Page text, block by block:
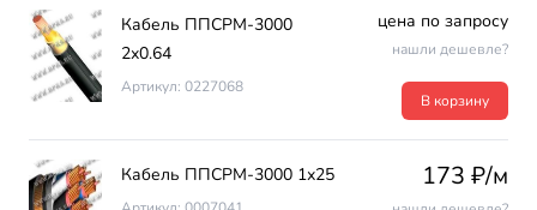
Кабель ППСРМ-3000
2х0.64
Артикул: 0227068
цена по запросу
нашли дешевле?
В корзину
Кабель ППСРМ-3000 1х25 173 ₽/м